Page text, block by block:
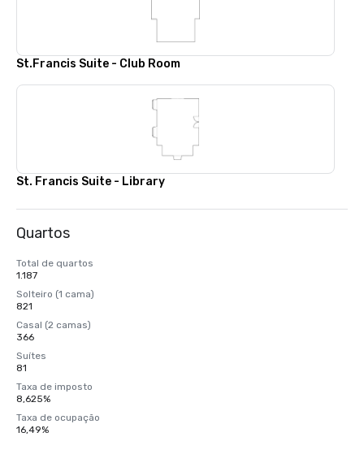
St.Francis Suite - Club Room
St. Francis Suite - Library
Quartos
Total de quartos
1.187
Solteiro (1 cama)
821
Casal (2 camas)
366
Suítes
81
Taxa de imposto
8,625%
Taxa de ocupação
16,49%